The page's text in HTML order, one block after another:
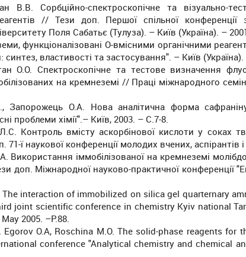
Сорбційно-спектроскопічне та візуально-
// Тези доп. Першої спільної конференції з
Поля Сабатьє (Тулуза). – Київ (Україна). –
функціоналізовані О-вмісними органічними
синтез, властивості та застосування". – Київ
О.О. Спектроскопічне та тестове визначення
на кремнеземі // Праці міжнародного
О.А. Нова аналітична форма
проблеми хімії".– Київ, 2003. – С.7-8.
Контроль вмісту аскорбінової кислоти у соках
ї наукової конференції молодих вчених, аспірантів
Використання іммобілізованої на кремнеземі
доп. Міжнародної науково-практичної конференції
The interaction of immobilized on silica gel quarternary
joint scientific conference in chemistry Kyiv national
2005. –P.88.
Egorov O.A, Roschina M.O. The solid-phase reagents
conference "Analytical chemistry and chemical